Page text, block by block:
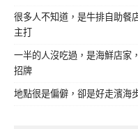
很多人不知道，是牛排自助餐
主打
一半的人沒吃過，是海鮮店家
招牌
地點很是偏僻，卻是好走濱海